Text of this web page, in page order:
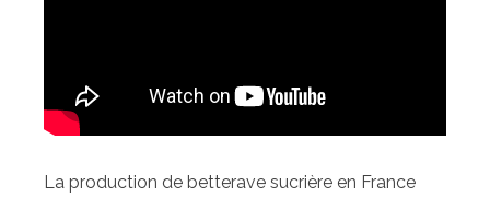
La production de betterave sucrière en France